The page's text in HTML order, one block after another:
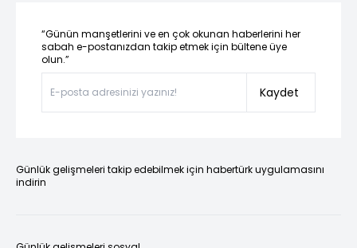
“Günün manşetlerini ve en çok okunan haberlerini her
sabah e-postanızdan takip etmek için bültene üye
olun.”
Kaydet
Günlük gelişmeleri takip edebilmek için habertürk uygulamasını
indirin